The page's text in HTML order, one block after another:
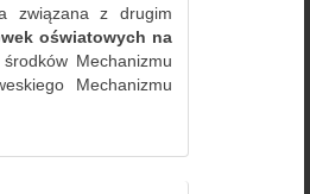
związana z drugim
oświatowych na
Mechanizmu
Mechanizmu